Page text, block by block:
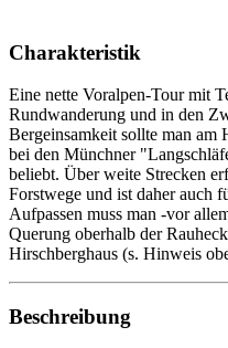
Charakteristik
Eine nette Voralpen-Tour mit
Rundwanderung und in den
Bergeinsamkeit sollte man am
bei den Münchner
beliebt. Über weite Strecken
Forstwege und ist daher auch
Aufpassen muss man -vor
Querung oberhalb der
Hirschberghaus (s. Hinweis
Beschreibung